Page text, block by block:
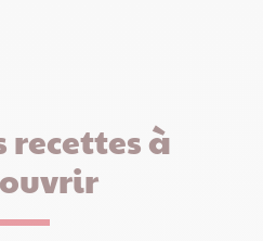
recettes à